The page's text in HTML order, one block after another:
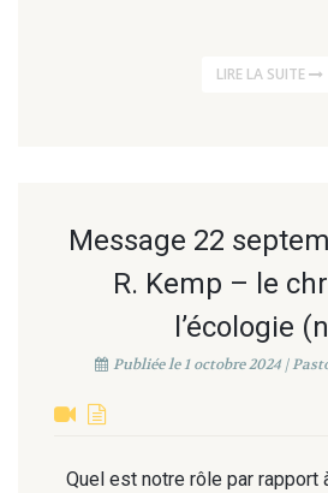
LIRE LA SUITE
Message 22
R. Kemp – le
l’écologie
Publiée le 1 octobre 2024 |
Quel est notre rôle par rapport